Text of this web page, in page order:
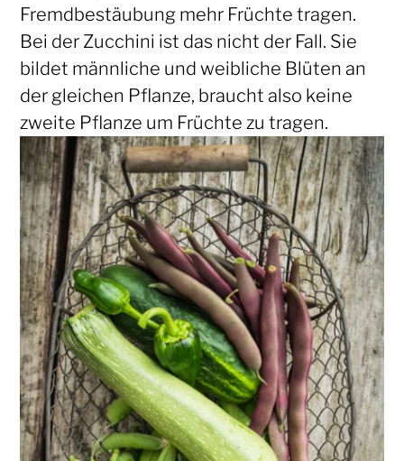
Fremdbestäubung mehr Früchte tragen.
Bei der Zucchini ist das nicht der Fall. Sie
bildet männliche und weibliche Blüten an
der gleichen Pflanze, braucht also keine
zweite Pflanze um Früchte zu tragen.